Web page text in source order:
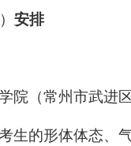
） 安排
院（常州市武进
生的形体体态、